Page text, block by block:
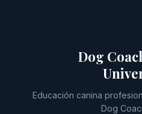
Dog
Educación canina
Dog